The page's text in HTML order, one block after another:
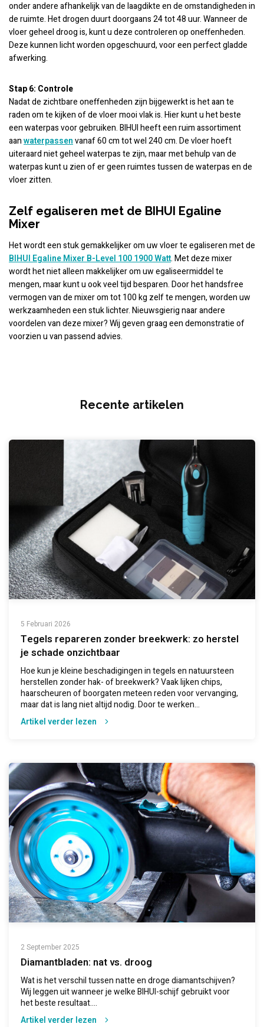
onder andere afhankelijk van de laagdikte en de omstandigheden in
de ruimte. Het drogen duurt doorgaans 24 tot 48 uur. Wanneer de
vloer geheel droog is, kunt u deze controleren op oneffenheden.
Deze kunnen licht worden opgeschuurd, voor een perfect gladde
afwerking.
Stap 6: Controle
Nadat de zichtbare oneffenheden zijn bijgewerkt is het aan te
raden om te kijken of de vloer mooi vlak is. Hier kunt u het beste
een waterpas voor gebruiken. BIHUI heeft een ruim assortiment
aanwaterpassenvanaf 60 cm tot wel 240 cm. De vloer hoeft
uiteraard niet geheel waterpas te zijn, maar met behulp van de
waterpas kunt u zien of er geen ruimtes tussen de waterpas en de
vloer zitten.
Zelf egaliseren met de BIHUI Egaline
Mixer
Het wordt een stuk gemakkelijker om uw vloer te egaliseren met de
BIHUI Egaline Mixer B-Level 100 1900 Watt. Met deze mixer
wordt het niet alleen makkelijker om uw egaliseermiddel te
mengen, maar kunt u ook veel tijd besparen. Door het handsfree
vermogen van de mixer om tot 100 kg zelf te mengen, worden uw
werkzaamheden een stuk lichter. Nieuwsgierig naar andere
voordelen van deze mixer? Wij geven graag een demonstratie of
voorzien u van passend advies.
Recente artikelen
5 Februari 2026
Tegels repareren zonder breekwerk: zo herstel
je schade onzichtbaar
Hoe kun je kleine beschadigingen in tegels en natuursteen
herstellen zonder hak- of breekwerk? Vaak lijken chips,
haarscheuren of boorgaten meteen reden voor vervanging,
maar dat is lang niet altijd nodig. Door te werken...
Artikel verder lezen
2 September 2025
Diamantbladen: nat vs. droog
Wat is het verschil tussen natte en droge diamantschijven?
Wij leggen uit wanneer je welke BIHUI-schijf gebruikt voor
het beste resultaat....
Artikel verder lezen